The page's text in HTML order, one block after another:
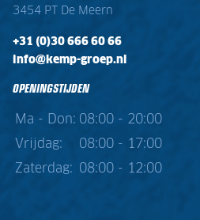
3454 PT De Meern
+31 (0)30 666 60 66
info@kemp-groep.nl
OPENINGSTIJDEN
Ma - Don: 08:00 - 20:00
Vrijdag:
08:00 - 17:00
Zaterdag:
08:00 - 12:00